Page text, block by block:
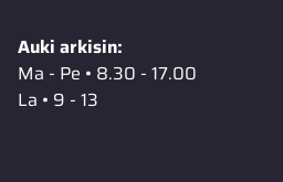
Auki arkisin:
Ma - Pe • 8.30 - 17.00
La • 9 - 13